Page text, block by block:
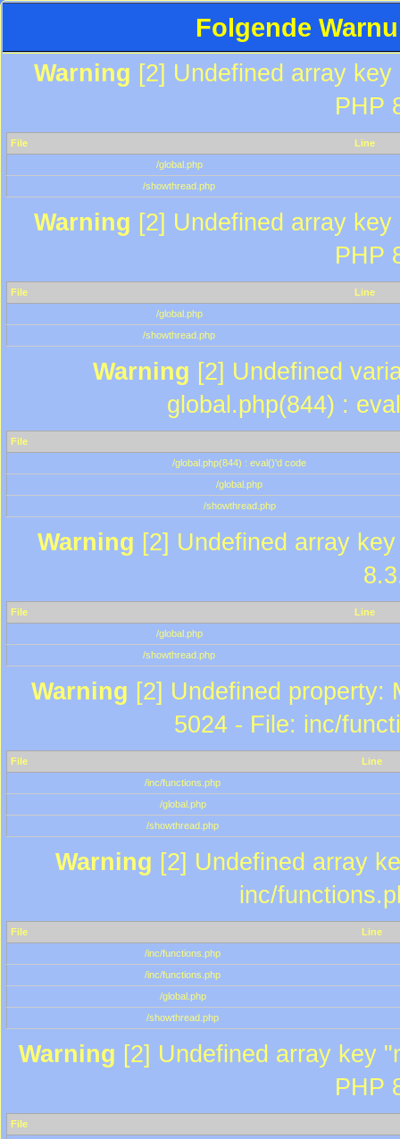
Folgende
Warning [2] Undefined array
PHP
File
Line
/global.php
/showthread.php
Warning [2] Undefined array
PHP
File
Line
/global.php
/showthread.php
Warning [2] Undefined
global.php(844) :
File
/global.php(844) : eval()'d code
/global.php
/showthread.php
Warning [2] Undefined array
File
Line
/global.php
/showthread.php
Warning [2] Undefined property:
5024 - File: inc/
File
Line
/inc/functions.php
/global.php
/showthread.php
Warning [2] Undefined array
inc/
File
Line
/inc/functions.php
/inc/functions.php
/global.php
/showthread.php
Warning [2] Undefined array key
PHP
File